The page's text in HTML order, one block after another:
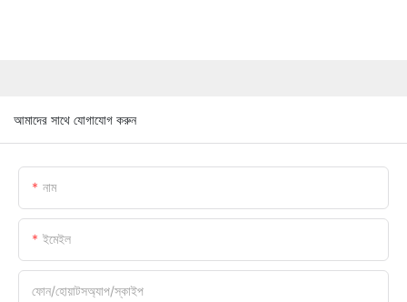
আমাদের সাথে যোগাযোগ করুন
নাম
ইমেইল
ফোন/হোয়াটসঅ্যাপ/স্কাইপ